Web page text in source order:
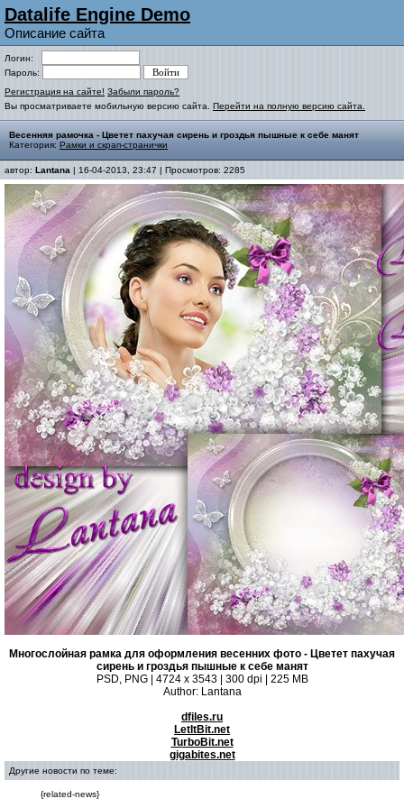
Datalife Engine Demo
Описание сайта
Логин:
Пароль:
Регистрация на сайте! Забыли пароль?
Вы просматриваете мобильную версию сайта. Перейти на полную версию сайта.
Весенняя рамочка - Цветет пахучая сирень и гроздья пышные к себе манят
Категория: Рамки и скрап-странички
автор: Lantana | 16-04-2013, 23:47 | Просмотров: 2285
Многослойная рамка для оформления весенних фото - Цветет пахучая
сирень и гроздья пышные к себе манят
PSD, PNG | 4724 x 3543 | 300 dpi | 225 MB
Author: Lantana
dfiles.ru
LetItBit.net
TurboBit.net
gigabites.net
Другие новости по теме:
{related-news}